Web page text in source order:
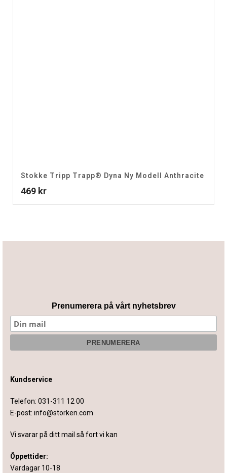
Stokke Tripp Trapp® Dyna Ny Modell Anthracite
469 kr
Prenumerera på vårt nyhetsbrev
Kundservice
Telefon: 031-311 12 00
E-post: info@storken.com
Vi svarar på ditt mail så fort vi kan
Öppettider:
Vardagar 10-18